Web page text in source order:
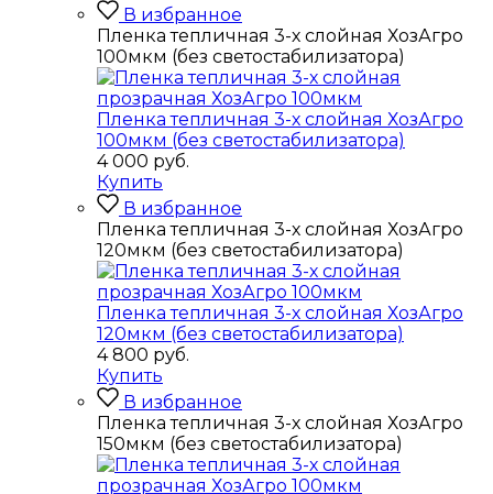
В избранное
Пленка тепличная 3-х слойная ХозАгро
100мкм (без светостабилизатора)
Пленка тепличная 3-х слойная ХозАгро
100мкм (без светостабилизатора)
4 000 руб.
Купить
В избранное
Пленка тепличная 3-х слойная ХозАгро
120мкм (без светостабилизатора)
Пленка тепличная 3-х слойная ХозАгро
120мкм (без светостабилизатора)
4 800 руб.
Купить
В избранное
Пленка тепличная 3-х слойная ХозАгро
150мкм (без светостабилизатора)